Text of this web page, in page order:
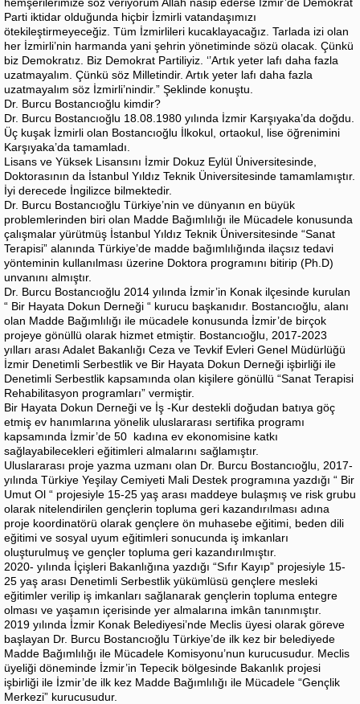
Parti iktidar olduğunda hiçbir İzmirli vatandaşımızı
ötekileştirmeyeceğiz. Tüm İzmirlileri kucaklayacağız. Tarlada izi olan
her İzmirli’nin harmanda yani şehrin yönetiminde sözü olacak. Çünkü
biz Demokratız. Biz Demokrat Partiliyiz. ‘’Artık yeter lafı daha fazla
uzatmayalım. Çünkü söz Milletindir. Artık yeter lafı daha fazla
uzatmayalım söz İzmirli’nindir.” Şeklinde konuştu.
Dr. Burcu Bostancıoğlu kimdir?
Dr. Burcu Bostancıoğlu 18.08.1980 yılında İzmir Karşıyaka’da doğdu.
Üç kuşak İzmirli olan Bostancıoğlu İlkokul, ortaokul, lise öğrenimini
Karşıyaka’da tamamladı.
Lisans ve Yüksek Lisansını İzmir Dokuz Eylül Üniversitesinde,
Doktorasının da İstanbul Yıldız Teknik Üniversitesinde tamamlamıştır.
İyi derecede İngilizce bilmektedir.
Dr. Burcu Bostancıoğlu Türkiye’nin ve dünyanın en büyük
problemlerinden biri olan Madde Bağımlılığı ile Mücadele konusunda
çalışmalar yürütmüş İstanbul Yıldız Teknik Üniversitesinde “Sanat
Terapisi” alanında Türkiye’de madde bağımlılığında ilaçsız tedavi
yönteminin kullanılması üzerine Doktora programını bitirip (Ph.D)
unvanını almıştır.
Dr. Burcu Bostancıoğlu 2014 yılında İzmir’in Konak ilçesinde kurulan
“ Bir Hayata Dokun Derneği “ kurucu başkanıdır. Bostancıoğlu, alanı
olan Madde Bağımlılığı ile mücadele konusunda İzmir’de birçok
projeye gönüllü olarak hizmet etmiştir. Bostancıoğlu, 2017-2023
yılları arası Adalet Bakanlığı Ceza ve Tevkif Evleri Genel Müdürlüğü
İzmir Denetimli Serbestlik ve Bir Hayata Dokun Derneği işbirliği ile
Denetimli Serbestlik kapsamında olan kişilere gönüllü “Sanat Terapisi
Rehabilitasyon programları” vermiştir.
Bir Hayata Dokun Derneği ve İş -Kur destekli doğudan batıya göç
etmiş ev hanımlarına yönelik uluslararası sertifika programı
kapsamında İzmir’de 50 kadına ev ekonomisine katkı
sağlayabilecekleri eğitimleri almalarını sağlamıştır.
Uluslararası proje yazma uzmanı olan Dr. Burcu Bostancıoğlu, 2017-
yılında Türkiye Yeşilay Cemiyeti Mali Destek programına yazdığı “ Bir
Umut Ol “ projesiyle 15-25 yaş arası maddeye bulaşmış ve risk grubu
olarak nitelendirilen gençlerin topluma geri kazandırılması adına
proje koordinatörü olarak gençlere ön muhasebe eğitimi, beden dili
eğitimi ve sosyal uyum eğitimleri sonucunda iş imkanları
oluşturulmuş ve gençler topluma geri kazandırılmıştır.
2020- yılında İçişleri Bakanlığına yazdığı “Sıfır Kayıp” projesiyle 15-
25 yaş arası Denetimli Serbestlik yükümlüsü gençlere mesleki
eğitimler verilip iş imkanları sağlanarak gençlerin topluma entegre
olması ve yaşamın içerisinde yer almalarına imkân tanınmıştır.
2019 yılında İzmir Konak Belediyesi’nde Meclis üyesi olarak göreve
başlayan Dr. Burcu Bostancıoğlu Türkiye’de ilk kez bir belediyede
Madde Bağımlılığı ile Mücadele Komisyonu’nun kurucusudur. Meclis
üyeliği döneminde İzmir’in Tepecik bölgesinde Bakanlık projesi
işbirliği ile İzmir’de ilk kez Madde Bağımlılığı ile Mücadele “Gençlik
Merkezi” kurucusudur.